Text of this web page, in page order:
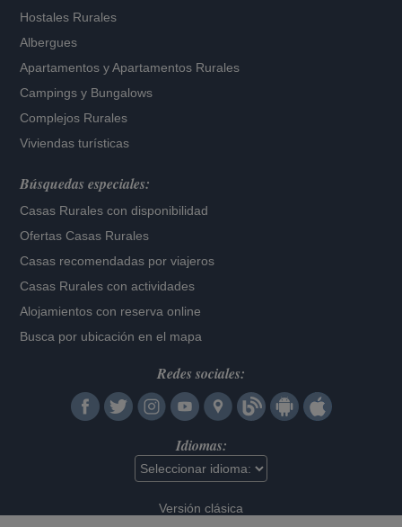
Hostales Rurales
Albergues
Apartamentos yApartamentos Rurales
Campings y Bungalows
Complejos Rurales
Viviendas turísticas
Búsquedas especiales:
Casas Rurales con disponibilidad
Ofertas Casas Rurales
Casas recomendadas por viajeros
Casas Rurales con actividades
Alojamientos con reserva online
Busca por ubicación en el mapa
Redes sociales:
Idiomas:
Versión clásica